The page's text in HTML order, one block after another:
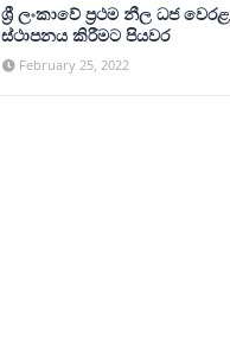
ශ්‍රී ලංකාවේ ප්‍රථම නීල ධජ වෙරළ
ස්ථාපනය කිරීමට පියවර
February 25, 2022